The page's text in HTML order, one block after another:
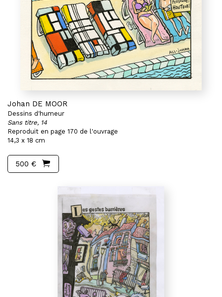
Johan DE MOOR
Dessins d'humeur
Sans titre, 14
Reproduit en page 170 de l'ouvrage
14,3 x 18 cm
500 €